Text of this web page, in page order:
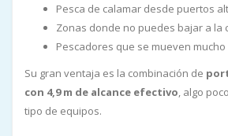
Pesca de calamar desde puertos
Zonas donde no puedes bajar a la
Pescadores que se mueven
Su gran ventaja es la combinación de
con 4,9 m de alcance efectivo, algo
tipo de equipos.